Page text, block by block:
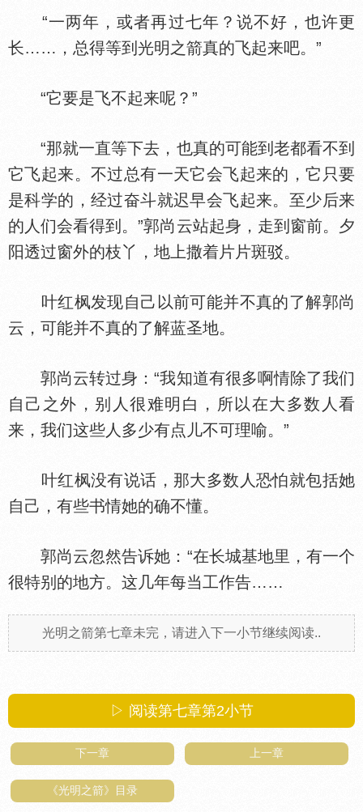
“一两年，或者再过七年？说不好，也许更
长……，总得等到光明之箭真的飞起来吧。”
“它要是飞不起来呢？”
“那就一直等下去，也真的可能到老都看不到
它飞起来。不过总有一天它会飞起来的，它只要
是科学的，经过奋斗就迟早会飞起来。至少后来
的人们会看得到。”郭尚云站起身，走到窗前。夕
阳透过窗外的枝丫，地上撒着片片斑驳。
叶红枫发现自己以前可能并不真的了解郭尚
云，可能并不真的了解蓝圣地。
郭尚云转过身：“我知道有很多啊情除了我们
自己之外，别人很难明白，所以在大多数人看
来，我们这些人多少有点儿不可理喻。”
叶红枫没有说话，那大多数人恐怕就包括她
自己，有些书情她的确不懂。
郭尚云忽然告诉她：“在长城基地里，有一个
很特别的地方。这几年每当工作告……
光明之箭第七章未完，请进入下一小节继续阅读..
▷ 阅读第七章第2小节
下一章 上一章
《光明之箭》目录